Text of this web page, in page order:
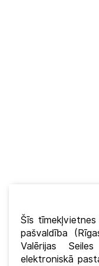
Šīs
pašvaldība
Valērijas
elektroniskā